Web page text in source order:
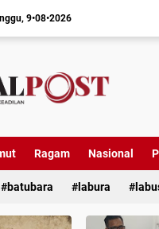
9•08•2026
Ragam Nasional
batubara labura